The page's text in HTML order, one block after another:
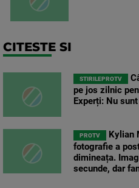
CITESTE SI
STIRILEPROTV
pe jos zilnic
Experți: Nu
PROTV
Kylian
fotografie a
dimineața.
secunde, dar